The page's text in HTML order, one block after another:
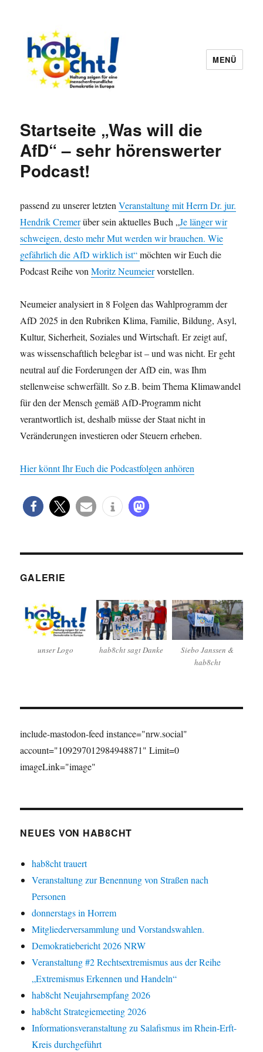
MENÜ
Startseite „Was will die
AfD“ – sehr hörenswerter
Podcast!
passend zu unserer letztenVeranstaltung mit Herrn Dr. jur.
Hendrik Cremerüber sein aktuelles Buch „Je länger wir
schweigen, desto mehr Mut werden wir brauchen. Wie
gefährlich die AfD wirklich ist“möchten wir Euch die
Podcast Reihe vonMoritz Neumeiervorstellen.
Neumeier analysiert in 8 Folgen das Wahlprogramm der
AfD 2025 in den Rubriken Klima, Familie, Bildung, Asyl,
Kultur, Sicherheit, Soziales und Wirtschaft. Er zeigt auf,
was wissenschaftlich belegbar ist – und was nicht. Er geht
neutral auf die Forderungen der AfD ein, was Ihm
stellenweise schwerfällt. So z.B. beim Thema Klimawandel
für den der Mensch gemäß AfD-Programm nicht
verantwortlich ist, deshalb müsse der Staat nicht in
Veränderungen investieren oder Steuern erheben.
Hier könnt Ihr Euch die Podcastfolgen anhören
GALERIE
unser Logo hab8cht sagt Danke
Siebo Janssen &
hab8cht
include-mastodon-feed instance="nrw.social"
account="109297012984948871" Limit=0
imageLink="image"
NEUES VON HAB8CHT
hab8cht trauert
Veranstaltung zur Benennung von Straßen nach
Personen
donnerstags in Horrem
Mitgliederversammlung und Vorstandswahlen.
Demokratiebericht 2026 NRW
Veranstaltung #2 Rechtsextremismus aus der Reihe
„Extremismus Erkennen und Handeln“
hab8cht Neujahrsempfang 2026
hab8cht Strategiemeeting 2026
Informationsveranstaltung zu Salafismus im Rhein-Erft-
Kreis durchgeführt